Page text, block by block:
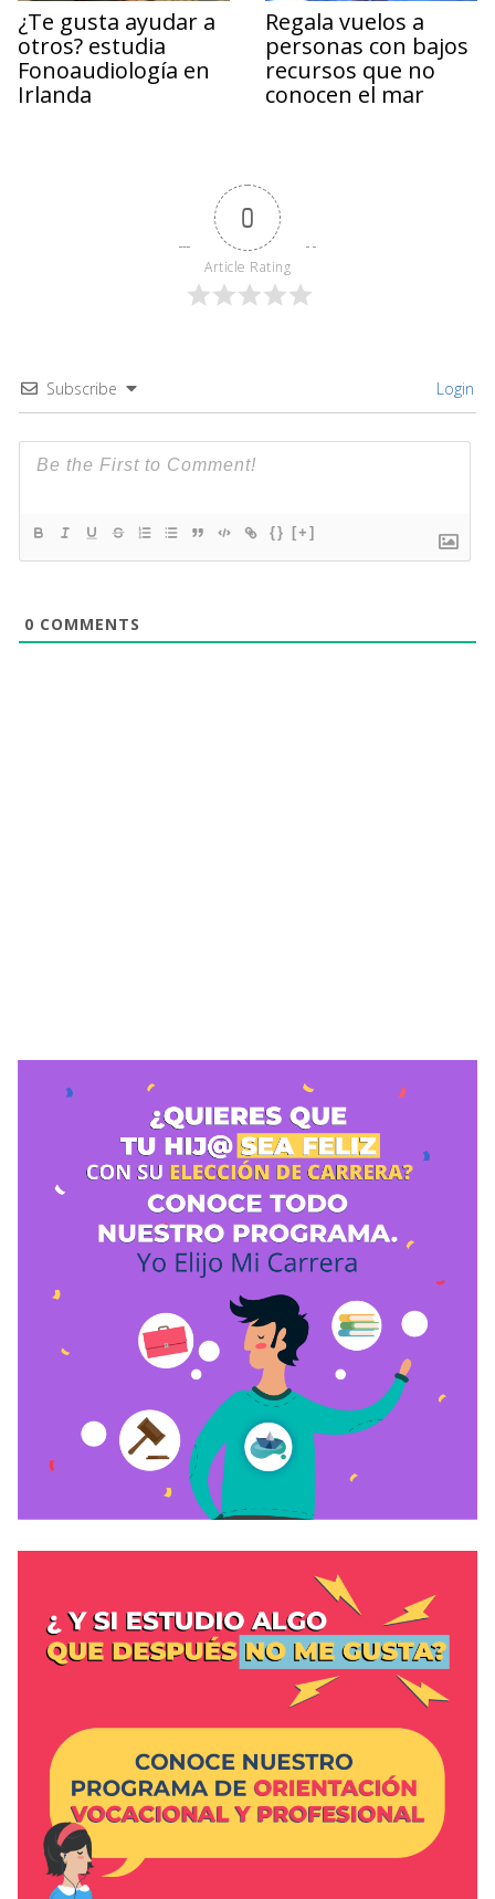
¿Te gusta ayudar a
otros? estudia
Fonoaudiología en
Irlanda
Regala vuelos a
personas con bajos
recursos que no
conocen el mar
0
Article Rating
Subscribe Login
{} [+]
0 COMMENTS